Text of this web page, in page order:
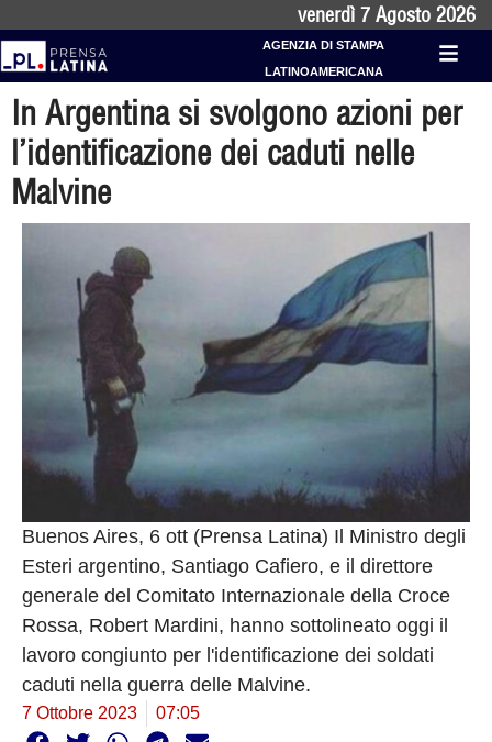
venerdì 7 Agosto 2026
AGENZIA DI STAMPA
LATINOAMERICANA
In Argentina si svolgono azioni per
l’identificazione dei caduti nelle
Malvine
Buenos Aires, 6 ott (Prensa Latina) Il Ministro degli
Esteri argentino, Santiago Cafiero, e il direttore
generale del Comitato Internazionale della Croce
Rossa, Robert Mardini, hanno sottolineato oggi il
lavoro congiunto per l'identificazione dei soldati
caduti nella guerra delle Malvine.
7 Ottobre 2023 07:05